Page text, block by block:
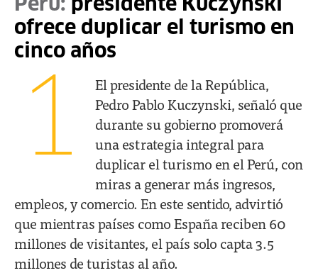
Perú: presidente Kuczynski
ofrece duplicar el turismo en
cinco años
1
El presidente de la República,
Pedro Pablo Kuczynski, señaló que
durante su gobierno promoverá
una estrategia integral para
duplicar el turismo en el Perú, con
miras a generar más ingresos,
empleos, y comercio. En este sentido, advirtió
que mientras países como España reciben 60
millones de visitantes, el país solo capta 3.5
millones de turistas al año.